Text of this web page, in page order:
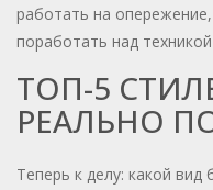
работать на
поработать над
ТОП-5
РЕАЛЬНО
Теперь к делу: какой вид